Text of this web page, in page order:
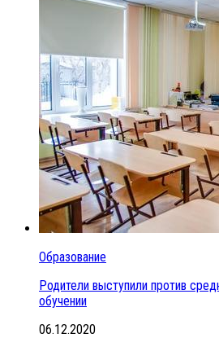
Образование
Родители выступили против
обучении
06.12.2020